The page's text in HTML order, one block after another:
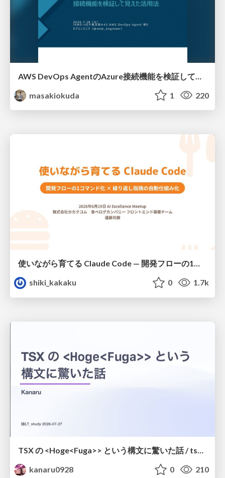
masakiokuda
1 220
使いながら育てる Claude Code — 開発フローの1コマンド化 × 繰り返し指摘の自動仕組み化
shiki_kakaku
0 1.7k
TSX の <Hoge<Fuga>> という構文に驚いた話 / tsx-type-argument-syntax
kanaru0928
0 210